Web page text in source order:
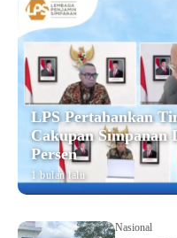
LPS Pertahankan
Cakupan Simpanan
Persen
1 bulan lalu
Nasional